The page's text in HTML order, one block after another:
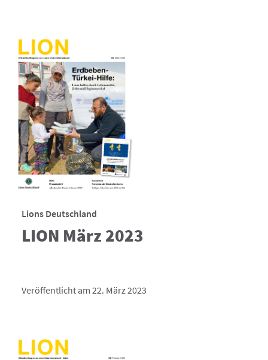
Lions Deutschland
LION März 2023
Veröffentlicht am 22. März 2023